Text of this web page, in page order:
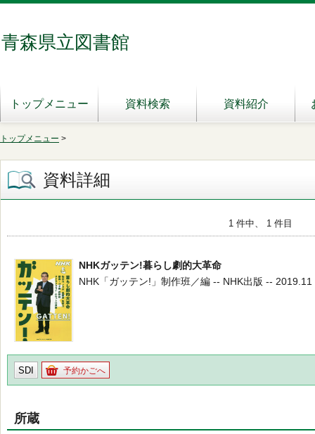
青森県立図書館
トップメニュー 資料検索 資料紹介
トップメニュー >
資料詳細
1 件中、 1 件目
NHKガッテン!暮らし劇的大革命
NHK「ガッテン!」制作班／編 -- NHK出版 --
SDI 予約かごへ
所蔵